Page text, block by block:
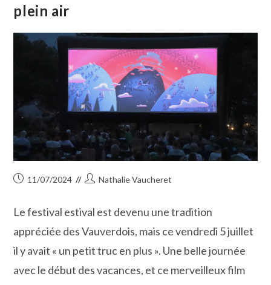
plein air
Publication
11/07/2024
Auteur/autrice
publication :
Nathalie Vaucheret
Le festival estival est devenu une tradition
appréciée des Vauverdois, mais ce vendredi 5 juillet
il y avait « un petit truc en plus ». Une belle journée
avec le début des vacances, et ce merveilleux film